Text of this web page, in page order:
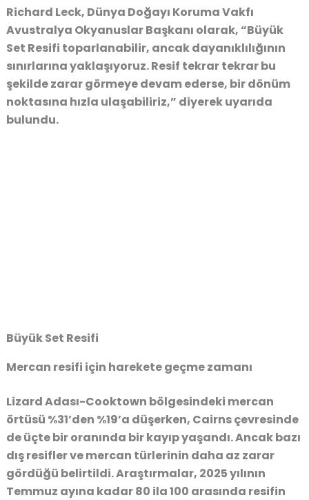
Richard Leck, Dünya Doğayı Koruma Vakfı
Avustralya Okyanuslar Başkanı olarak, “Büyük
Set Resifi toparlanabilir, ancak dayanıklılığının
sınırlarına yaklaşıyoruz. Resif tekrar tekrar bu
şekilde zarar görmeye devam ederse, bir dönüm
noktasına hızla ulaşabiliriz,” diyerek uyarıda
bulundu.
Büyük Set Resifi
Mercan resifi için harekete geçme zamanı
Lizard Adası-Cooktown bölgesindeki mercan
örtüsü %31’den %19’a düşerken, Cairns çevresinde
de üçte bir oranında bir kayıp yaşandı. Ancak bazı
dış resifler ve mercan türlerinin daha az zarar
gördüğü belirtildi. Araştırmalar, 2025 yılının
Temmuz ayına kadar 80 ila 100 arasında resifin